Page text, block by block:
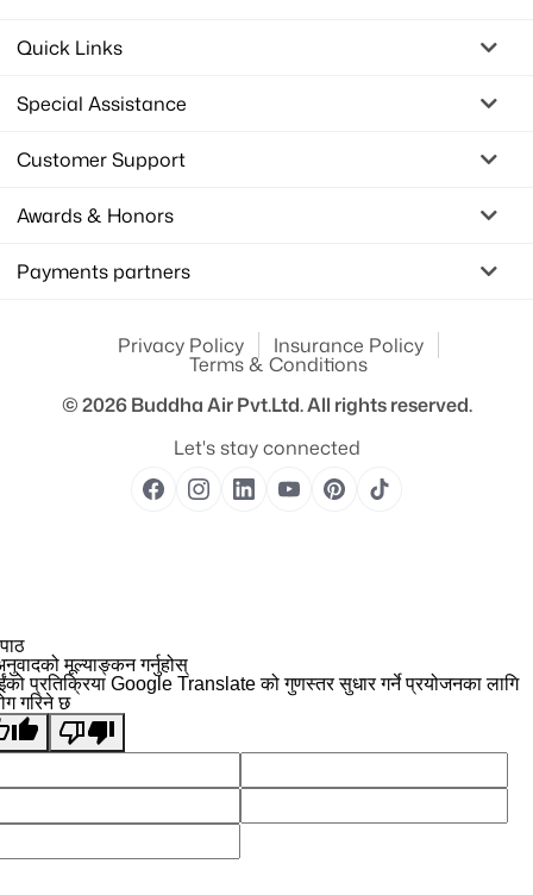
Quick Links
Special Assistance
Customer Support
Awards & Honors
Payments partners
Privacy Policy Insurance Policy
Terms & Conditions
© 2026Buddha Air Pvt.Ltd.All rights reserved.
Let's stay connected
मूल्याङ्कन गर्नुहोस्
प्रतिक्रिया Google Translate को गुणस्तर सुधार गर्ने प्रयोजनका लागि
गरिने छ